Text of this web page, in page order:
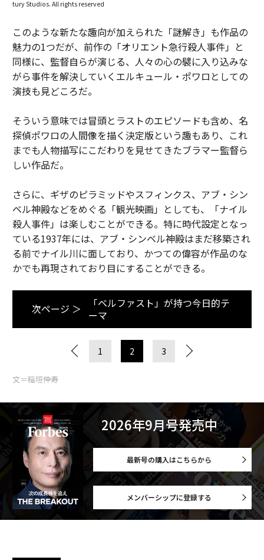
tury Studios. All rights reserved
このような新たな趣向が加えられた「謎解き」も作品の
魅力の1つだが、前作の「オリエント急行殺人事件」と
同様に、監督自らが演じる、人々の心の襞に入り込みな
がら事件を解決していくエルキュール・ポワロとしての
演技も見どころだ。
そういう意味では冒頭とラストのエピソードも含め、名
探偵ポワロの人間像を描く決定版という趣もあり、これ
までも人物描写にこだわりを見せてきたブラマー監督ら
しい作品だ。
さらに、ギザのピラミッドやスフィンクス、アブ・シン
ベル神殿などをめぐる「観光映画」としても、「ナイル
殺人事件」は楽しむことができる。特に時代設定となっ
ている1937年には、アブ・シンベル神殿はまだ移築され
る前でナイル川に面しており、かつての偉容が作品のな
かでも再現されており目にすることができる。
次ページ ＞
「ベルファスト」が持つ今日的テ
ーマ
1 2 3
文＝稲垣伸寿
2026年9月号発売中
最新号の購入はこちらから
メンバーシップに登録する